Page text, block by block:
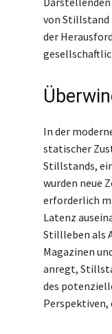
von Stillstand
der
In der
statischer
Stillstands,
wurden neue
erforderlich
Latenz
Stillleben als
Magazinen
anregt,
des
Perspektiven,